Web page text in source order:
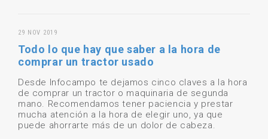
29 NOV 2019
Todo lo que hay que saber a la hora de
comprar un tractor usado
Desde Infocampo te dejamos cinco claves a la hora
de comprar un tractor o maquinaria de segunda
mano. Recomendamos tener paciencia y prestar
mucha atención a la hora de elegir uno, ya que
puede ahorrarte más de un dolor de cabeza.